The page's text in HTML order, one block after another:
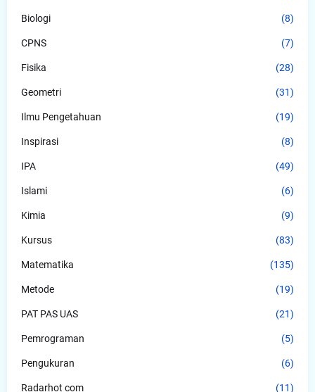
Biologi (8)
CPNS (7)
Fisika (28)
Geometri (31)
Ilmu Pengetahuan (19)
Inspirasi (8)
IPA (49)
Islami (6)
Kimia (9)
Kursus (83)
Matematika (135)
Metode (19)
PAT PAS UAS (21)
Pemrograman (5)
Pengukuran (6)
Radarhot com (11)